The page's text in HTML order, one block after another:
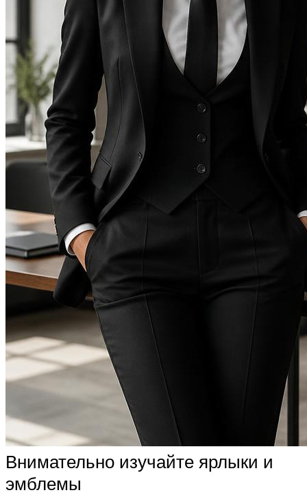
Внимательно изучайте ярлыки и
эмблемы